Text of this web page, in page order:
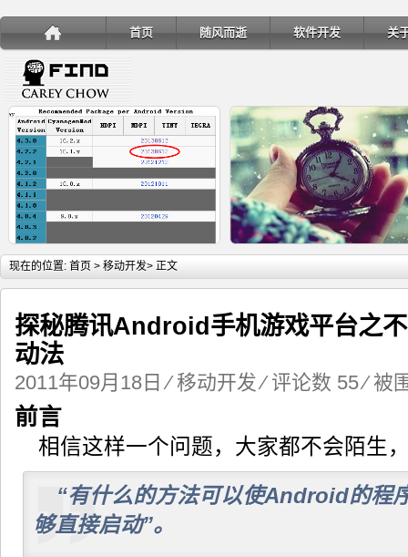
首页 随风而逝 软件开发 关
详细内容
手机安装账户同步服务 Ubuntu 制作一键安装盘（四
现在的位置: 首页 > 移动开发> 正文
探秘腾讯Android手机游戏平台之
动法
2011年09月18日 ⁄移动开发 ⁄评论数 55⁄ 被
前言
相信这样一个问题，大家都不会陌生
“有什么的方法可以使Android的程
够直接启动”。